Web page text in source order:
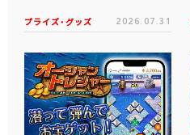
プライズ・グッズ 2026.07.31